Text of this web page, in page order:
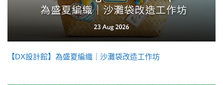
【DX設計館】為盛夏編織｜沙灘袋改造工作坊